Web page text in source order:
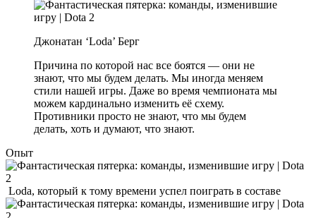
Джонатан ‘Loda’ Берг
Причина по которой нас все боятся — они не
знают, что мы будем делать. Мы иногда меняем
стили нашей игры. Даже во время чемпионата мы
можем кардинально изменить её схему.
Противники просто не знают, что мы будем
делать, хоть и думают, что знают.
Опыт
Loda, который к тому времени успел поиграть в составе